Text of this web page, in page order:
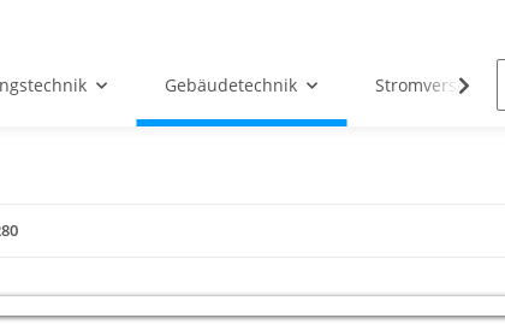
Gebäudetechnik Stromversorgung